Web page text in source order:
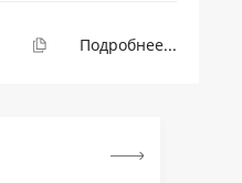
Подробнее...